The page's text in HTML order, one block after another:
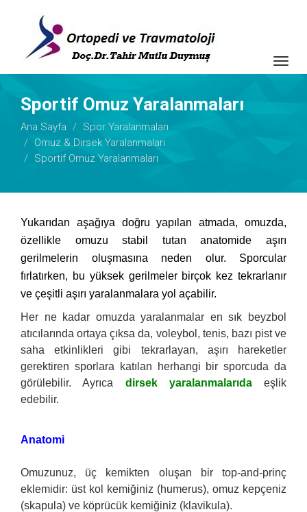
Sportif Omuz Yaralanmaları
Ana Sayfa
Spor Yaralanmaları
Omuz & Dirsek Yaralanmaları
Sportif Omuz Yaralanmaları
Yukarıdan aşağıya doğru yapılan atmada, omuzda,
özellikle omuzu stabil tutan anatomide aşırı
gerilmelerin oluşmasına neden olur. Sporcular
fırlatırken, bu yüksek gerilmeler birçok kez tekrarlanır
ve çeşitli aşırı yaralanmalara yol açabilir.
Her ne kadar omuzda yaralanmalar en sık beyzbol
atıcılarında ortaya çıksa da, voleybol, tenis, bazı pist ve
saha etkinlikleri gibi tekrarlayan, aşırı hareketler
gerektiren sporlara katılan herhangi bir sporcuda da
görülebilir. Ayrıca
dirsek yaralanmalarıda
eşlik
edebilir.
Anatomi
Omuzunuz, üç kemikten oluşan bir top-and-prinç
eklemidir: üst kol kemiğiniz (humerus), omuz kepçeniz
(skapula) ve köprücük kemiğiniz (klavikula).